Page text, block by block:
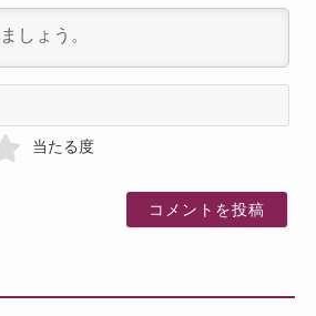
当たる度